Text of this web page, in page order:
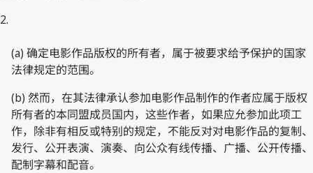
2.
(a) 确定电影作品版权的所有者，属于被要求给予保护的国家
法律规定的范围。
(b) 然而，在其法律承认参加电影作品制作的作者应属于版权
所有者的本同盟成员国内，这些作者，如果应允参加此项工
作，除非有相反或特别的规定，不能反对对电影作品的复制、
发行、公开表演、演奏、向公众有线传播、广播、公开传播、
配制字幕和配音。